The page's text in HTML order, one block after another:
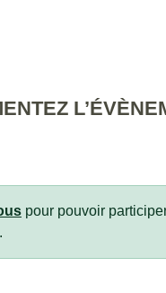
pour pouvoir